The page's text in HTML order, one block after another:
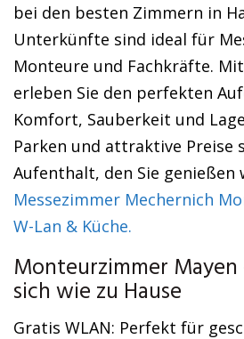
bei den besten Zimmern in
Unterkünfte sind ideal für
Monteure und Fachkräfte.
erleben Sie den perfekten
Komfort, Sauberkeit und
Parken und attraktive Preise
Aufenthalt, den Sie genießen
Messezimmer Mechernich
W-Lan & Küche.
Monteurzimmer Mayen
sich wie zu Hause
Gratis WLAN: Perfekt für